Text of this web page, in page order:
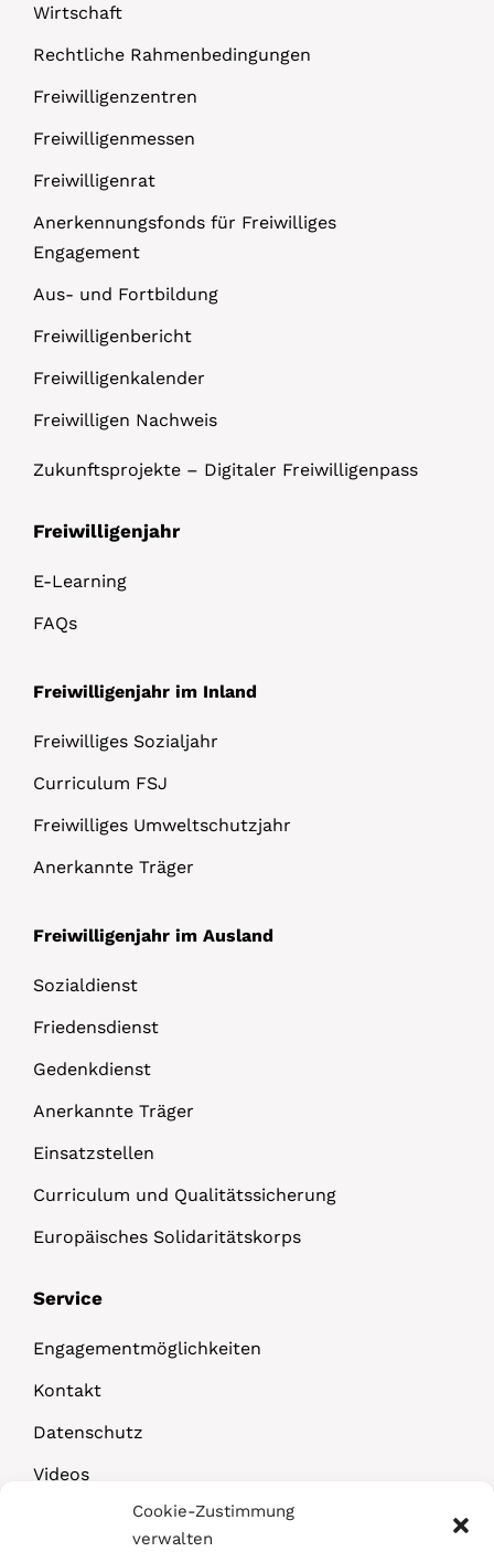
Cookie-Zustimmung
verwalten
Wirtschaft
Rechtliche Rahmenbedingungen
Freiwilligenzentren
Freiwilligenmessen
Freiwilligenrat
Anerkennungsfonds für Freiwilliges
Engagement
Aus- und Fortbildung
Freiwilligenbericht
Freiwilligenkalender
Freiwilligen Nachweis
Zukunftsprojekte – Digitaler Freiwilligenpass
Freiwilligenjahr
E-Learning
FAQs
Freiwilligenjahr im Inland
Freiwilliges Sozialjahr
Curriculum FSJ
Freiwilliges Umweltschutzjahr
Anerkannte Träger
Freiwilligenjahr im Ausland
Sozialdienst
Friedensdienst
Gedenkdienst
Anerkannte Träger
Einsatzstellen
Curriculum und Qualitätssicherung
Europäisches Solidaritätskorps
Service
Engagementmöglichkeiten
Kontakt
Datenschutz
Videos